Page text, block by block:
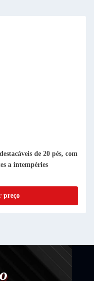
e desmontáveis
preço